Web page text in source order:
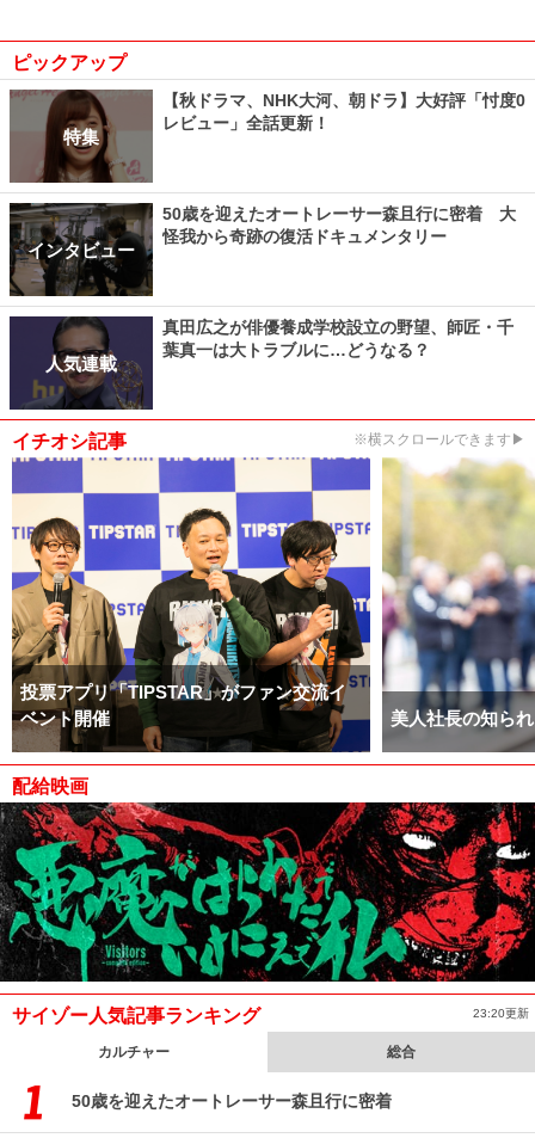
ピックアップ
特集
【秋ドラマ、NHK大河、朝ドラ】大好評「忖度0
レビュー」全話更新！
インタビュー
50歳を迎えたオートレーサー森且行に密着 大
怪我から奇跡の復活ドキュメンタリー
人気連載
真田広之が俳優養成学校設立の野望、師匠・千
葉真一は大トラブルに…どうなる？
イチオシ記事 ※横スクロールできます▶
投票アプリ「TIPSTAR」がファン交流イ
ベント開催
美人社長の知ら
配給映画
サイゾー人気記事ランキング 23:20更新
カルチャー 総合
50歳を迎えたオートレーサー森且行に密着